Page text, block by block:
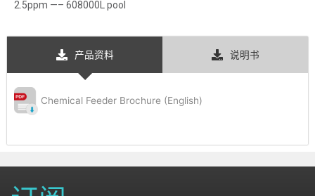
2.5ppm —– 608000L pool
产品资料 说明书
Chemical Feeder Brochure (English)